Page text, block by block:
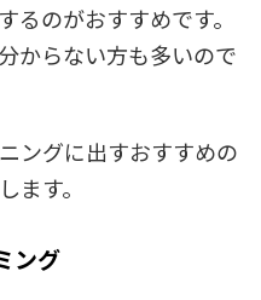
るのがおすすめです。
からない方も多いので
ングに出すおすすめの
ます。
ング